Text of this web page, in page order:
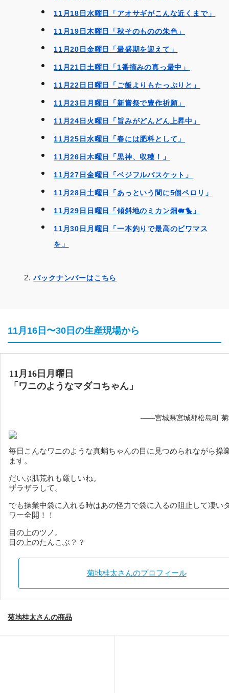
11月18日水曜日「アオサギがこんな近くまで」
11月19日木曜日「秋そのものの朱色」
11月20日金曜日「最盛期を迎えて」
11月21日土曜日「1番摘みの真っ最中」
11月22日日曜日「ご飯よりもたっぷりと」
11月23日月曜日「新嘗祭で豊作祈願」
11月24日火曜日「旨みがどんどん上昇中」
11月25日水曜日「春には肥料として」
11月26日木曜日「黒神、収穫！」
11月27日金曜日「ベジフルバスケット」
11月28日土曜日「あっという間に5個ペロリ」
11月29日日曜日「傾斜地のミカン畑🐗🐤」
11月30日月曜日「一本釣りで最高のビワマス
を」
バックナンバーはこちら
11月16日〜30日の生産現場から
11月16日月曜日
「ワニのようなマダコちゃん」
——宮城県宮城郡松島町 菊
毎日こんなワニのような真蛸ちゃんの目に見つめられながら操
ます。
だいぶ肌荒れも厳しいね。
ザラザラして。
でも操業中袋に入れる時はあの怪力で袋に入るの阻止して凄い
ワー全開！！
目の上のツノ。
目の上のたんこぶ？？
菊地桂太さんのプロフィール
菊地桂太さんの商品